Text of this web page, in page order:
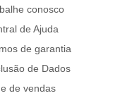
conosco
de Ajuda
de garantia
de Dados
de vendas